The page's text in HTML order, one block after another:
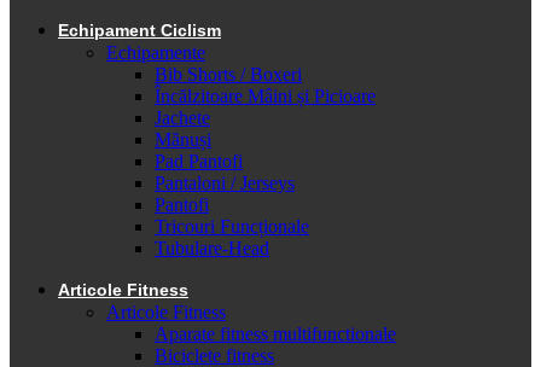
Echipament Ciclism
Echipamente
Bib Shorts / Boxeri
Încălzitoare Mâini și Picioare
Jachete
Mănuși
Pad Pantofi
Pantaloni / Jerseys
Pantofi
Tricouri Funcționale
Tubulare-Head
Articole Fitness
Articole Fitness
Aparate fitness multifunctionale
Biciclete fitness